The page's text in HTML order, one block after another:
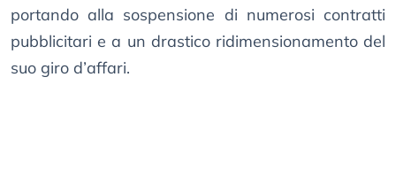
portando alla sospensione di numerosi contratti
pubblicitari e a un drastico ridimensionamento del
suo giro d’affari.